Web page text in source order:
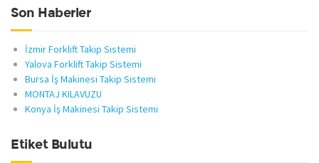
Son Haberler
İzmir Forklift Takip Sistemi
Yalova Forklift Takip Sistemi
Bursa İş Makinesi Takip Sistemi
MONTAJ KILAVUZU
Konya İş Makinesi Takip Sistemi
Etiket Bulutu